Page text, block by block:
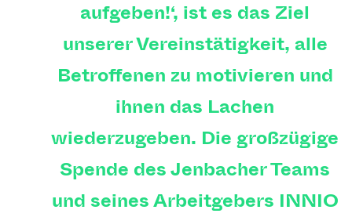
aufgeben!‘, ist es das Ziel
unserer Vereinstätigkeit, alle
Betroffenen zu motivieren und
ihnen das Lachen
wiederzugeben. Die großzügige
Spende des Jenbacher Teams
und seines Arbeitgebers INNIO